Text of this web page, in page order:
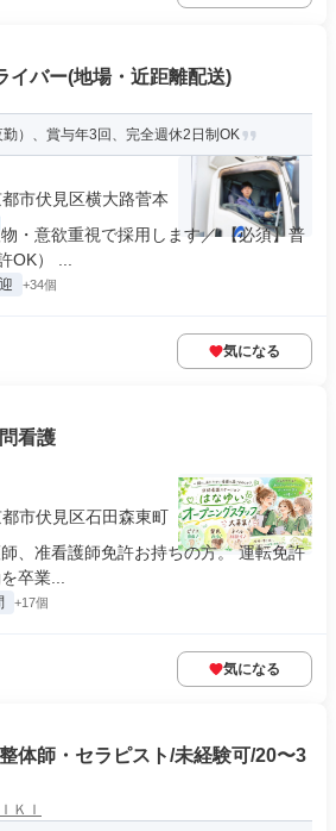
イバー(地場・近距離配送)
）、賞与年3回、完全週休2日制OK
市伏見区横大路菅本
・意欲重視で採用します／ 【必須】普
OK） ...
+34個
気になる
看護
市伏見区石田森東町
、准看護師免許お持ちの方。 運転免許
卒業...
+17個
気になる
体師・セラピスト/未経験可/20〜3
ＫＩ